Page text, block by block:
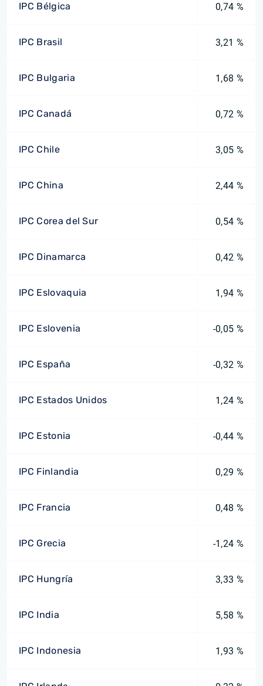
IPC Bélgica 0,74 %
IPC Brasil 3,21 %
IPC Bulgaria 1,68 %
IPC Canadá 0,72 %
IPC Chile 3,05 %
IPC China 2,44 %
IPC Corea del Sur 0,54 %
IPC Dinamarca 0,42 %
IPC Eslovaquia 1,94 %
IPC Eslovenia -0,05 %
IPC España -0,32 %
IPC Estados Unidos 1,24 %
IPC Estonia -0,44 %
IPC Finlandia 0,29 %
IPC Francia 0,48 %
IPC Grecia -1,24 %
IPC Hungría 3,33 %
IPC India 5,58 %
IPC Indonesia 1,93 %